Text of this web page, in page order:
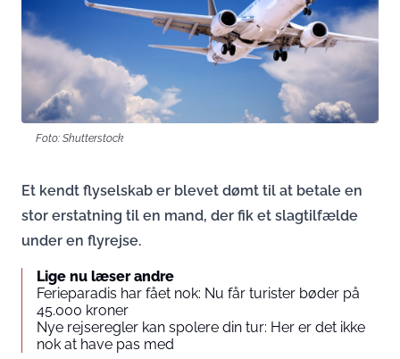
Foto: Shutterstock
Et kendt flyselskab er blevet dømt til at betale en
stor erstatning til en mand, der fik et slagtilfælde
under en flyrejse.
Lige nu læser andre
Ferieparadis har fået nok: Nu får turister bøder på
45.000 kroner
Nye rejseregler kan spolere din tur: Her er det ikke
nok at have pas med